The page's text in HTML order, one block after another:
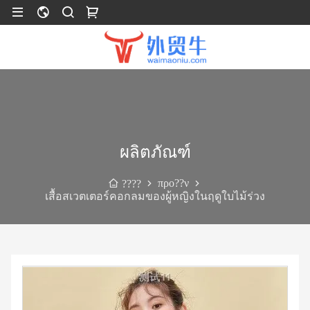
ผลิตภัณฑ์
????
προ??ν
เสื้อสเวตเตอร์คอกลมของผู้หญิงในฤดูใบไม้ร่วง